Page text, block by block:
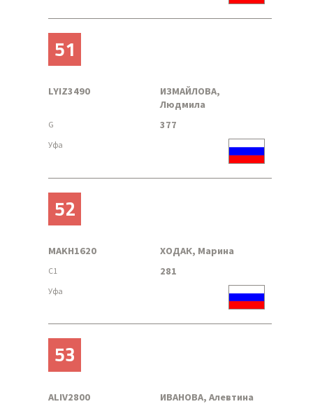
51
LYIZ3490
ИЗМАЙЛОВА,
Людмила
G 377
Уфа
52
MAKH1620 ХОДАК, Марина
C1 281
Уфа
53
ALIV2800 ИВАНОВА, Алевтина